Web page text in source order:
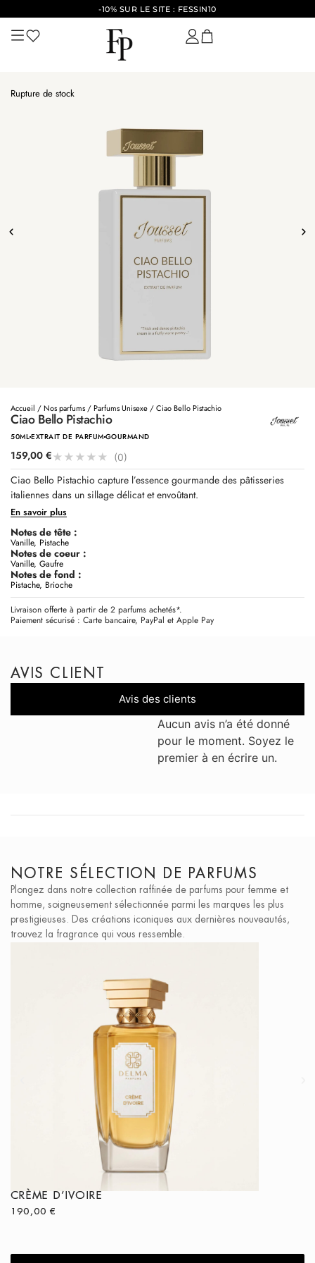
-10% SUR LE SITE : FESSIN10
Rupture de stock
Accueil /Nos parfums /Parfums Unisexe / Ciao Bello Pistachio
Ciao Bello Pistachio
50MLEXTRAIT DE PARFUMGOURMAND
159,00 €★ ★ ★ ★ ★ (0)
Ciao Bello Pistachio capture l’essence gourmande des pâtisseries
italiennes dans un sillage délicat et envoûtant.
En savoir plus
Notes de tête :
Vanille, Pistache
Notes de coeur :
Vanille, Gaufre
Notes de fond :
Pistache, Brioche
Livraison offerte à partir de 2 parfums achetés*.
Paiement sécurisé : Carte bancaire, PayPal et Apple Pay
AVIS CLIENT
Avis des clients
Aucun avis n’a été donné
pour le moment. Soyez le
premier à en écrire un.
NOTRE SÉLECTION DE PARFUMS
Plongez dans notre collection raffinée de parfums pour femme et
homme, soigneusement sélectionnée parmi les marques les plus
prestigieuses. Des créations iconiques aux dernières nouveautés,
trouvez la fragrance qui vous ressemble.
CRÈME D’IVOIRE
190,00€